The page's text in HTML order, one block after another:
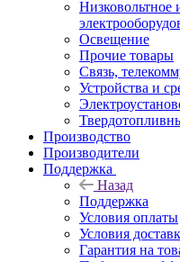
Освещение
Прочие товары
Связь,
Устройства и
Производство
Производители
Поддержка
Назад
Поддержка
Условия оплаты
Условия
Гарантия на